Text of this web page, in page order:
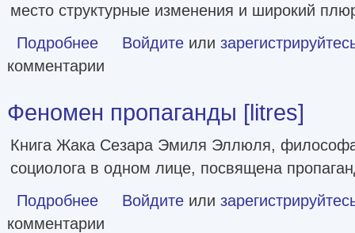
место структурные изменения и широкий
Подробнее о Христианская демократия в современной Франции
Войдите или
комментарии
Феномен пропаганды [litres]
Книга Жака Сезара Эмиля Эллюля,
социолога в одном лице, посвящена
Подробнее о Феномен пропаганды [litres]
Войдите или
комментарии